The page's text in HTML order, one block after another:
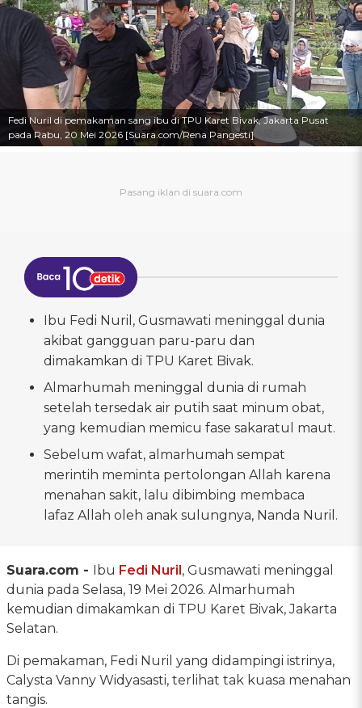
Fedi Nuril di pemakaman sang ibu di TPU Karet Bivak, Jakarta Pusat
pada Rabu, 20 Mei 2026 [Suara.com/Rena Pangesti]
Ibu Fedi Nuril, Gusmawati meninggal dunia
akibat gangguan paru-paru dan
dimakamkan di TPU Karet Bivak.
Almarhumah meninggal dunia di rumah
setelah tersedak air putih saat minum obat,
yang kemudian memicu fase sakaratul maut.
Sebelum wafat, almarhumah sempat
merintih meminta pertolongan Allah karena
menahan sakit, lalu dibimbing membaca
lafaz Allah oleh anak sulungnya, Nanda Nuril.
Suara.com - Ibu Fedi Nuril, Gusmawati meninggal
dunia pada Selasa, 19 Mei 2026. Almarhumah
kemudian dimakamkan di TPU Karet Bivak, Jakarta
Selatan.
Di pemakaman, Fedi Nuril yang didampingi istrinya,
Calysta Vanny Widyasasti, terlihat tak kuasa menahan
tangis.